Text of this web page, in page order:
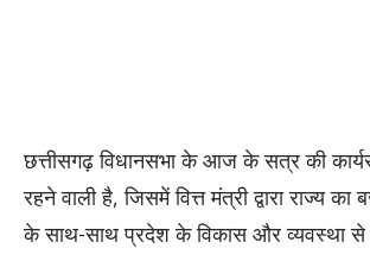
छत्तीसगढ़ विधानसभा के आज के सत्र की
रहने वाली है, जिसमें वित्त मंत्री द्वारा राज्य
के साथ-साथ प्रदेश के विकास और व्यवस्था से